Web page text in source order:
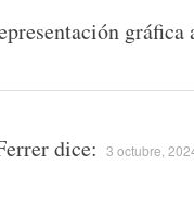
dice: 3 octubre,